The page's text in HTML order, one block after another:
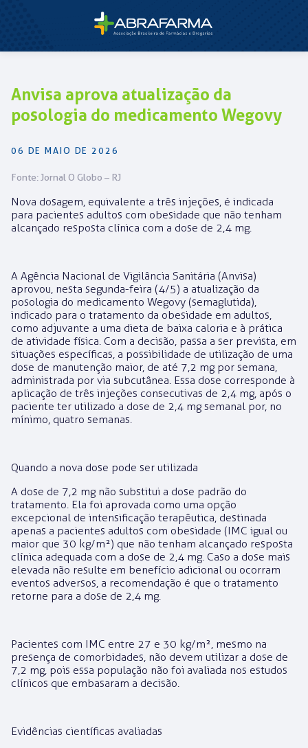
Anvisa aprova atualização da
posologia do medicamento Wegovy
06 DE MAIO DE 2026
Fonte: Jornal O Globo – RJ
Nova dosagem, equivalente a três injeções, é indicada
para pacientes adultos com obesidade que não tenham
alcançado resposta clínica com a dose de 2,4 mg.
A Agência Nacional de Vigilância Sanitária (Anvisa)
aprovou, nesta segunda-feira (4/5) a atualização da
posologia do medicamento Wegovy (semaglutida),
indicado para o tratamento da obesidade em adultos,
como adjuvante a uma dieta de baixa caloria e à prática
de atividade física. Com a decisão, passa a ser prevista, em
situações específicas, a possibilidade de utilização de uma
dose de manutenção maior, de até 7,2 mg por semana,
administrada por via subcutânea. Essa dose corresponde à
aplicação de três injeções consecutivas de 2,4 mg, após o
paciente ter utilizado a dose de 2,4 mg semanal por, no
mínimo, quatro semanas.
Quando a nova dose pode ser utilizada
A dose de 7,2 mg não substitui a dose padrão do
tratamento. Ela foi aprovada como uma opção
excepcional de intensificação terapêutica, destinada
apenas a pacientes adultos com obesidade (IMC igual ou
maior que 30 kg/m²) que não tenham alcançado resposta
clínica adequada com a dose de 2,4 mg. Caso a dose mais
elevada não resulte em benefício adicional ou ocorram
eventos adversos, a recomendação é que o tratamento
retorne para a dose de 2,4 mg.
Pacientes com IMC entre 27 e 30 kg/m², mesmo na
presença de comorbidades, não devem utilizar a dose de
7,2 mg, pois essa população não foi avaliada nos estudos
clínicos que embasaram a decisão.
Evidências científicas avaliadas